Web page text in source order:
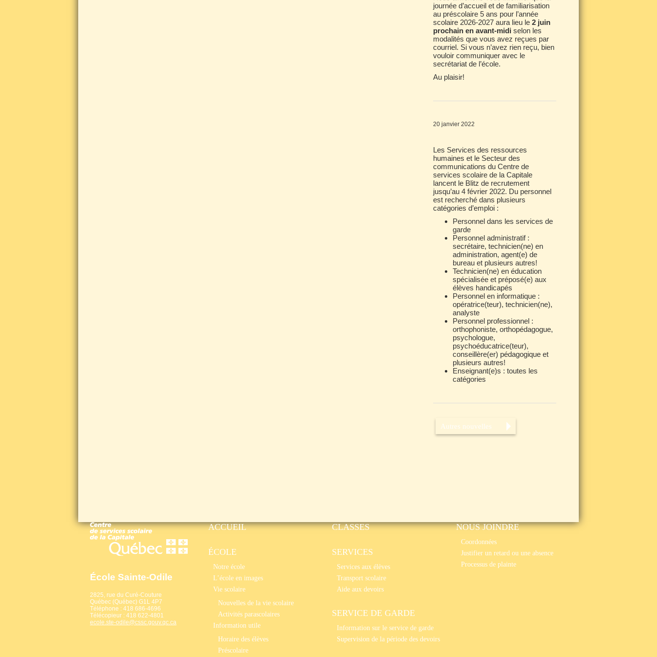
journée d’accueil et de familiarisation
au préscolaire 5 ans pour l’année
scolaire 2026-2027 aura lieu le 2 juin
prochain en avant-midi selon les
modalités que vous avez reçues par
courriel. Si vous n’avez rien reçu, bien
vouloir communiquer avec le
secrétariat de l’école.
Au plaisir!
20 janvier 2022
Les Services des ressources
humaines et le Secteur des
communications du Centre de
services scolaire de la Capitale
lancent le Blitz de recrutement
jusqu’au 4 février 2022. Du personnel
est recherché dans plusieurs
catégories d’emploi :
Personnel dans les services de
garde
Personnel administratif :
secrétaire, technicien(ne) en
administration, agent(e) de
bureau et plusieurs autres!
Technicien(ne) en éducation
spécialisée et préposé(e) aux
élèves handicapés
Personnel en informatique :
opératrice(teur), technicien(ne),
analyste
Personnel professionnel :
orthophoniste, orthopédagogue,
psychologue,
psychoéducatrice(teur),
conseillère(er) pédagogique et
plusieurs autres!
Enseignant(e)s : toutes les
catégories
Autres nouvelles
École Sainte-Odile
2825, rue du Curé-Couture
Québec (Québec) G1L 4P7
Téléphone : 418 686-4696
Télécopieur : 418 622-4801
ecole.ste-odile@cssc.gouv.qc.ca
ACCUEIL
ÉCOLE
Notre école
L’école en images
Vie scolaire
Nouvelles de la vie scolaire
Activités parascolaires
Information utile
Horaire des élèves
Préscolaire
CLASSES
SERVICES
Services aux élèves
Transport scolaire
Aide aux devoirs
SERVICE DE GARDE
Information sur le service de garde
Supervision de la période des devoirs
NOUS JOINDRE
Coordonnées
Justifier un retard ou une absence
Processus de plainte